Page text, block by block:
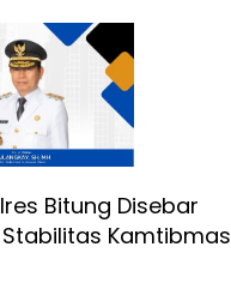
Bitung Disebar
Kamtibmas